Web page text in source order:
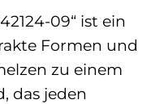
09“ ist ein
Formen und
zu einem
das jeden